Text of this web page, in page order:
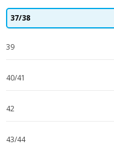
37/38
39
40/41
42
43/44